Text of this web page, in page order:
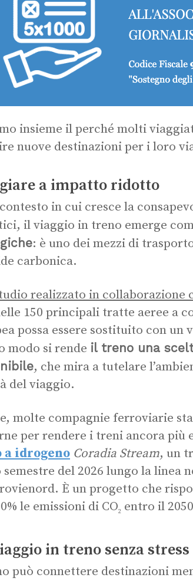
insieme il perché molti
nuove destinazioni per i loro
a impatto ridotto
in cui cresce la
il viaggio in treno emerge
: è uno dei mezzi di
carbonica.
realizzato in collaborazione
150 principali tratte aeree a
possa essere sostituito con
modo si rende il treno una
, che mira a tutelare
del viaggio.
molte compagnie ferroviarie
per rendere i treni ancora più
a idrogeno Coradia Stream, un
del 2026 lungo la linea
È un progetto che
le emissioni di CO2 entro il 2050
in treno senza stress
può connettere destinazioni